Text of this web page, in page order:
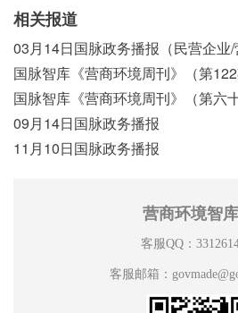
相关报道
09月14日国脉政务播报
11月10日国脉政务播报
营商环境智库
客服QQ：
客服邮箱：